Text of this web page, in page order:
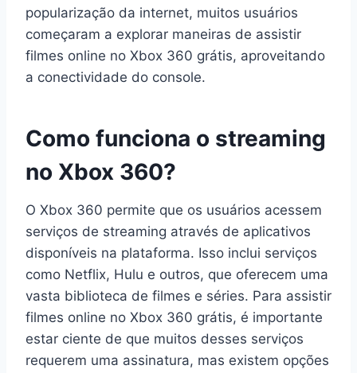
popularização da internet, muitos usuários
começaram a explorar maneiras de assistir
filmes online no Xbox 360 grátis, aproveitando
a conectividade do console.
Como funciona o streaming
no Xbox 360?
O Xbox 360 permite que os usuários acessem
serviços de streaming através de aplicativos
disponíveis na plataforma. Isso inclui serviços
como Netflix, Hulu e outros, que oferecem uma
vasta biblioteca de filmes e séries. Para assistir
filmes online no Xbox 360 grátis, é importante
estar ciente de que muitos desses serviços
requerem uma assinatura, mas existem opções